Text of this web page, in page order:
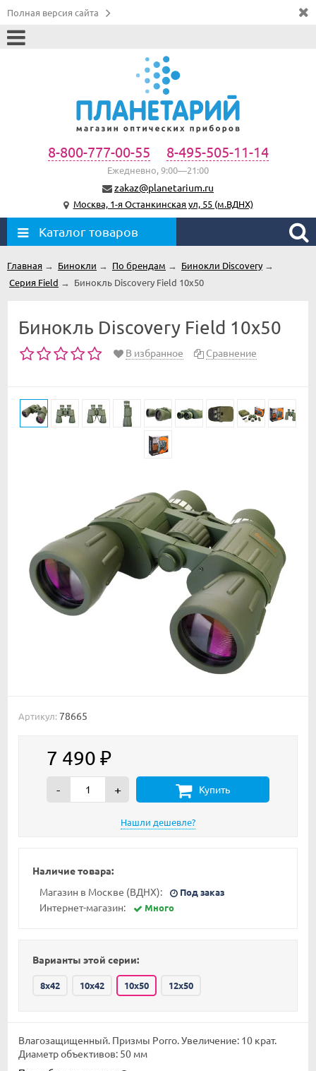
Полная версия сайта
8-800-777-00-55 8-495-505-11-14
Ежедневно, 9:00—21:00
zakaz@planetarium.ru
Москва, 1-я Останкинская ул, 55 (м.ВДНХ)
Каталог товаров
Главная → Бинокли → По брендам → Бинокли Discovery→
Серия Field → Бинокль Discovery Field 10x50
Бинокль Discovery Field 10x50
В избранное Сравнение
Артикул: 78665
7 490 ₽
- + Купить
Наличие товара:
Магазин в Москве (ВДНХ):
Под заказ
Интернет-магазин: Много
Варианты этой серии:
8x42 10x42 10x50 12x50
Влагозащищенный. Призмы Porro. Увеличение: 10 крат.
Диаметр объективов: 50 мм